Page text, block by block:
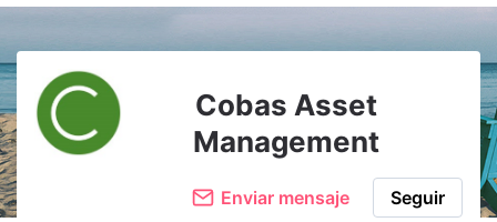
Cobas Asset
Management
Enviar mensaje Seguir